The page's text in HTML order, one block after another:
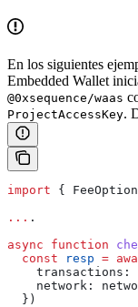
En los siguientes
Embedded Wallet
@0xsequence/waas
ProjectAccessKey.
import { FeeOption
... .
async function
  const
resp =
    transactions:
    network:
  })